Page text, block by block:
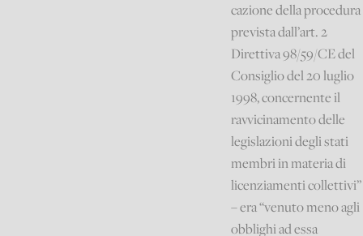
cazione della procedura
prevista dall’art. 2
Direttiva 98/59/CE del
Consiglio del 20 luglio
1998, concernente il
ravvicinamento delle
legislazioni degli stati
membri in materia di
licenziamenti collettivi”
– era “venuto meno agli
obblighi ad essa